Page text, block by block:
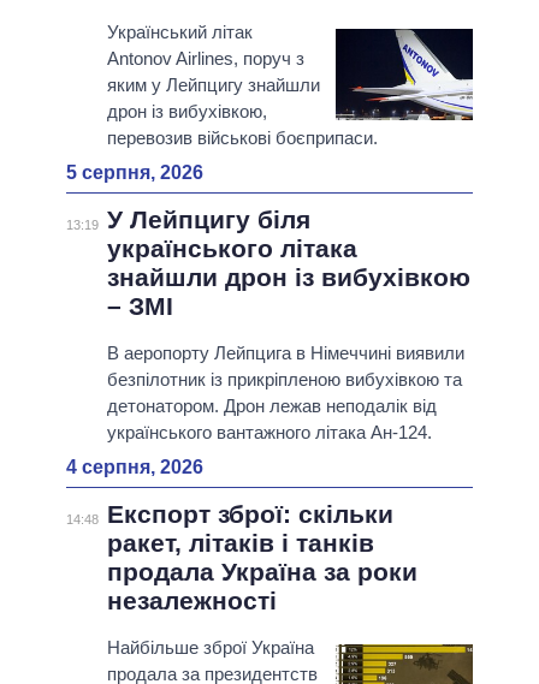
Український літак
Antonov Airlines, поруч з
яким у Лейпцигу знайшли
дрон із вибухівкою,
перевозив військові боєприпаси.
5 серпня, 2026
13:19 У Лейпцигу біля
українського літака
знайшли дрон із вибухівкою
– ЗМІ
В аеропорту Лейпцига в Німеччині виявили
безпілотник із прикріпленою вибухівкою та
детонатором. Дрон лежав неподалік від
українського вантажного літака Ан-124.
4 серпня, 2026
14:48
Експорт зброї: скільки
ракет, літаків і танків
продала Україна за роки
незалежності
Найбільше зброї Україна
продала за президентств